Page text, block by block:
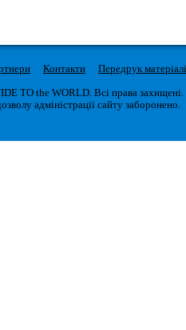
Контакти
Передрук
TO the WORLD. Всі права захищені.
адміністрації сайту заборонено.